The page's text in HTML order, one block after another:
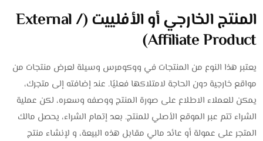
المنتج الخارجي أو الأفلييت (External /
Affiliate Product)
يعتبر هذا النوع من المنتجات في ووكومرس وسيلة لعرض منتجات من
مواقع خارجية دون الحاجة لامتلاكها فعليًا. عند إضافته إلى متجرك،
يمكن للعملاء الاطلاع على صورة المنتج ووصفه وسعره، لكن عملية
الشراء تتم عبر الموقع الأصلي للمنتج. بعد إتمام الشراء، يحصل مالك
المتجر على عمولة أو عائد مالي مقابل هذه البيعة، و لإنشاء منتج